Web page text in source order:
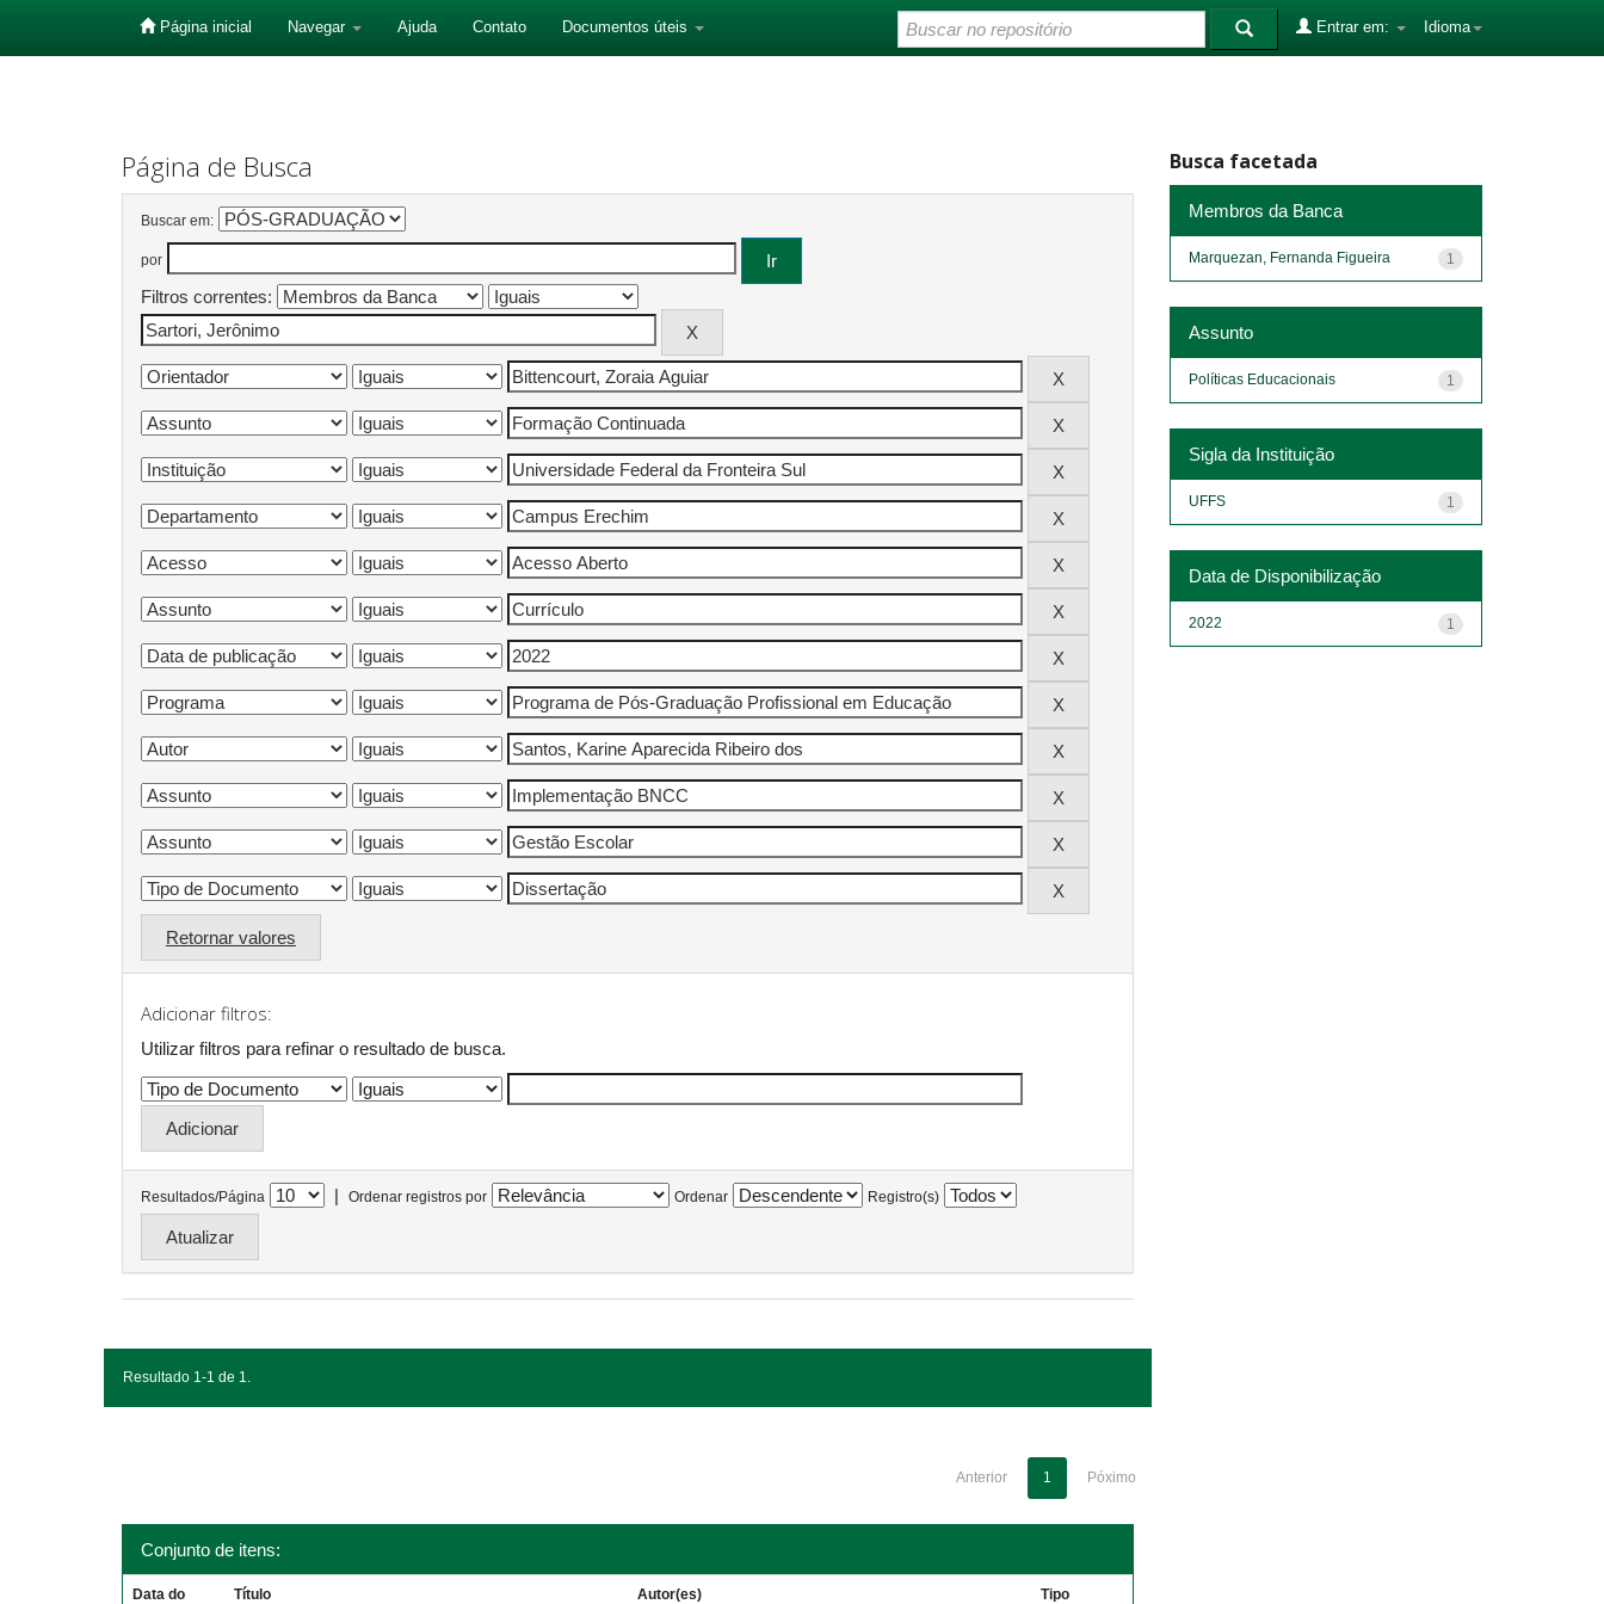
Página inicial Navegar Ajuda Contato Documentos úteis Idioma
Entrar em:
Página de Busca
Buscar em:
por
Filtros correntes:
Retornar valores
Adicionar filtros:
Utilizar filtros para refinar o resultado de busca.
Resultados/Página | Ordenar registros por Ordenar Registro(s)
Resultado 1-1 de 1.
Anterior 1 Póximo
Conjunto de itens:
Data do Título Autor(es) Tipo
Busca facetada
Membros da Banca
1
Marquezan, Fernanda Figueira
Assunto
1
Políticas Educacionais
Sigla da Instituição
1
UFFS
Data de Disponibilização
1
2022